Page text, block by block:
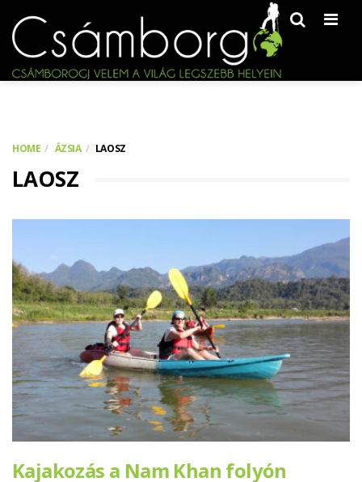
HOME ÁZSIA LAOSZ
LAOSZ
Kajakozás a Nam Khan folyón